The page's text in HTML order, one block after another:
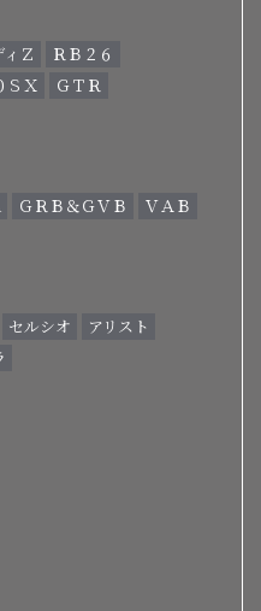
Ｚ
ＲＢ２６
ＳＸ
ＧＴＲ
ＧＲＢ＆ＧＶＢ
ＶＡＢ
セルシオ
アリスト